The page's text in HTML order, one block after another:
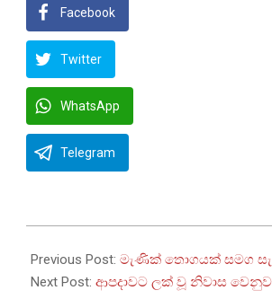
Facebook
Twitter
WhatsApp
Telegram
12-
22
Previous Post: මැණික් තොගයක් සමග
Next Post: ආපදාවට ලක් වූ නිවාස